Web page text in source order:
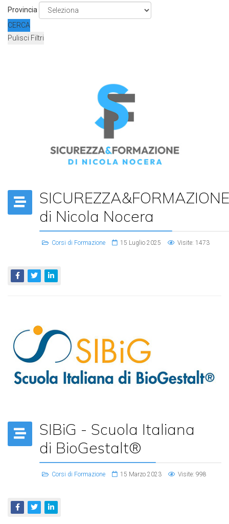
Provincia
CERCA
Pulisci Filtri
SICUREZZA&FORMAZIONE
di Nicola Nocera
Corsi di Formazione 15 Luglio 2025 Visite: 1473
SIBiG - Scuola Italiana
di BioGestalt®
Corsi di Formazione 15 Marzo 2023 Visite: 998